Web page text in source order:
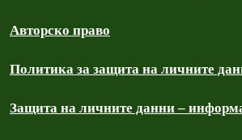
Авторско право
Политика за защита на личните
Защита на личните данни –